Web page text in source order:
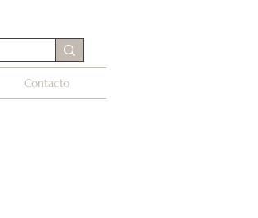
Contacto